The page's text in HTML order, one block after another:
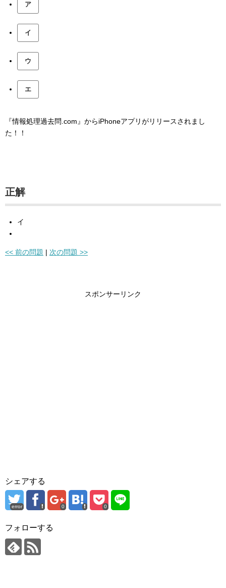
ア
イ
ウ
エ
『情報処理過去問.com』からiPhoneアプリがリリースされまし
た！！
正解
イ
<< 前の問題 | 次の問題 >>
スポンサーリンク
シェアする
error 0 0
フォローする